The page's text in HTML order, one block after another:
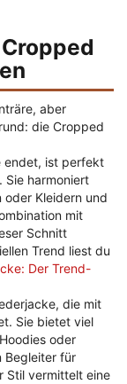
aber
die Cropped
endet, ist perfekt
Sie harmoniert
oder Kleidern und
mit
Schnitt
Trend liest du
Der Trend-
die mit
Sie bietet viel
oder
Begleiter für
Stil vermittelt eine